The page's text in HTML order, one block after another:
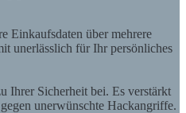
Einkaufsdaten über mehrere
unerlässlich für Ihr persönliches
Ihrer Sicherheit bei. Es verstärkt
unerwünschte Hackangriffe.